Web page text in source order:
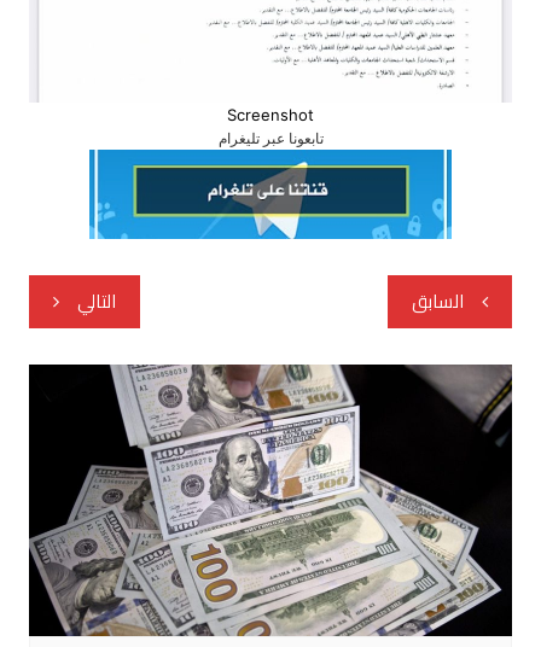
Screenshot
تابعونا عبر تليغرام
تصفّح
المقالات
السابق التالي